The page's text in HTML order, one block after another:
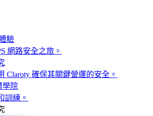
驗
網路安全之旅。
Claroty 確保其關鍵營運的安全。
學院
訓練。